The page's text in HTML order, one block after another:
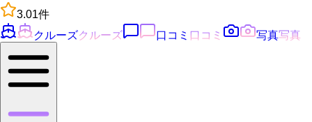
3.01件
クルーズクルーズ 口コミ 口コミ 写真写真